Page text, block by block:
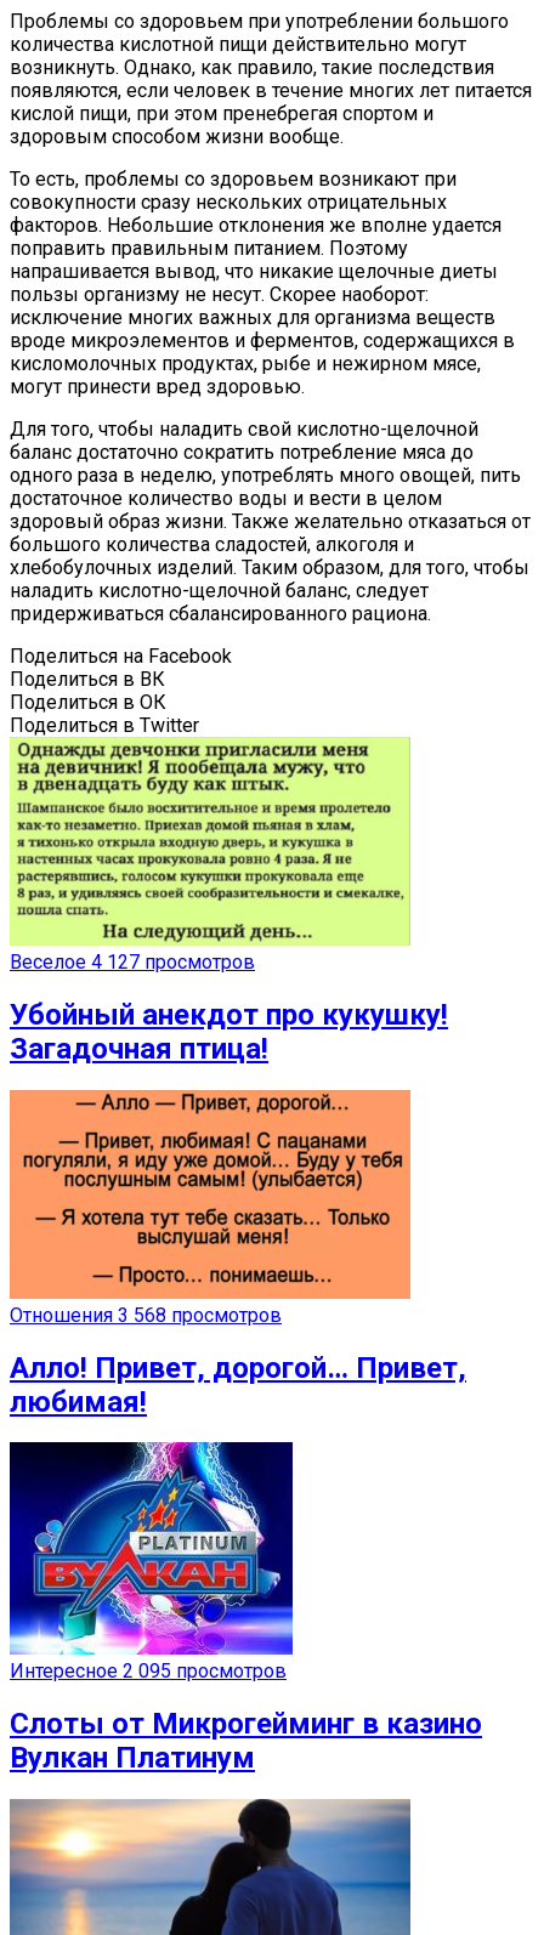
Проблемы со здоровьем при употреблении большого
количества кислотной пищи действительно могут
возникнуть. Однако, как правило, такие последствия
появляются, если человек в течение многих лет питается
кислой пищи, при этом пренебрегая спортом и
здоровым способом жизни вообще.
То есть, проблемы со здоровьем возникают при
совокупности сразу нескольких отрицательных
факторов. Небольшие отклонения же вполне удается
поправить правильным питанием. Поэтому
напрашивается вывод, что никакие щелочные диеты
пользы организму не несут. Скорее наоборот:
исключение многих важных для организма веществ
вроде микроэлементов и ферментов, содержащихся в
кисломолочных продуктах, рыбе и нежирном мясе,
могут принести вред здоровью.
Для того, чтобы наладить свой кислотно-щелочной
баланс достаточно сократить потребление мяса до
одного раза в неделю, употреблять много овощей, пить
достаточное количество воды и вести в целом
здоровый образ жизни. Также желательно отказаться от
большого количества сладостей, алкоголя и
хлебобулочных изделий. Таким образом, для того, чтобы
наладить кислотно-щелочной баланс, следует
придерживаться сбалансированного рациона.
Поделиться на Facebook
Поделиться в ВК
Поделиться в ОК
Поделиться в Twitter
Веселое 4 127 просмотров
Убойный анекдот про кукушку!
Загадочная птица!
Отношения 3 568 просмотров
Алло! Привет, дорогой… Привет,
любимая!
Интересное 2 095 просмотров
Слоты от Микрогейминг в казино
Вулкан Платинум